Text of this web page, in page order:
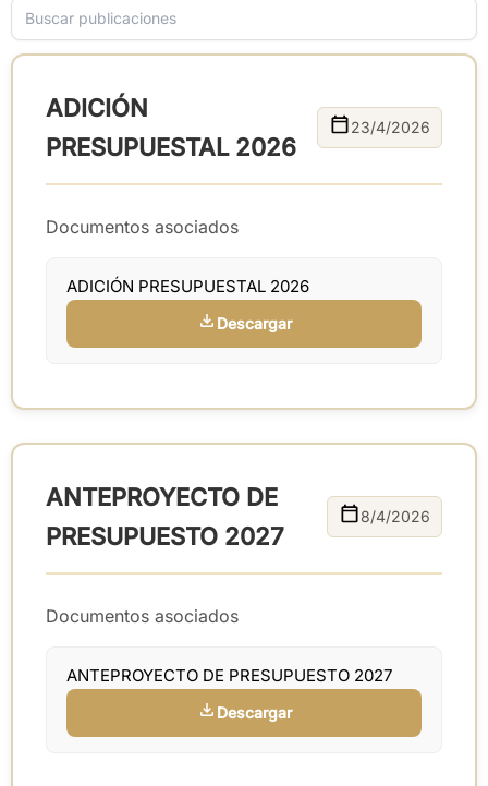
ADICIÓN
PRESUPUESTAL 2026
23/4/2026
Documentos asociados
ADICIÓN PRESUPUESTAL 2026
Descargar
ANTEPROYECTO DE
PRESUPUESTO 2027
8/4/2026
Documentos asociados
ANTEPROYECTO DE PRESUPUESTO 2027
Descargar